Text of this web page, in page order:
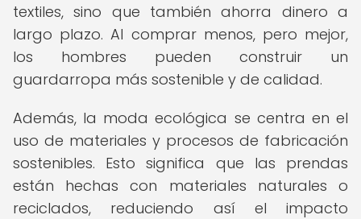
textiles, sino que también ahorra dinero a
largo plazo. Al comprar menos, pero mejor,
los hombres pueden construir un
guardarropa más sostenible y de calidad.
Además, la moda ecológica se centra en el
uso de materiales y procesos de fabricación
sostenibles. Esto significa que las prendas
están hechas con materiales naturales o
reciclados, reduciendo así el impacto